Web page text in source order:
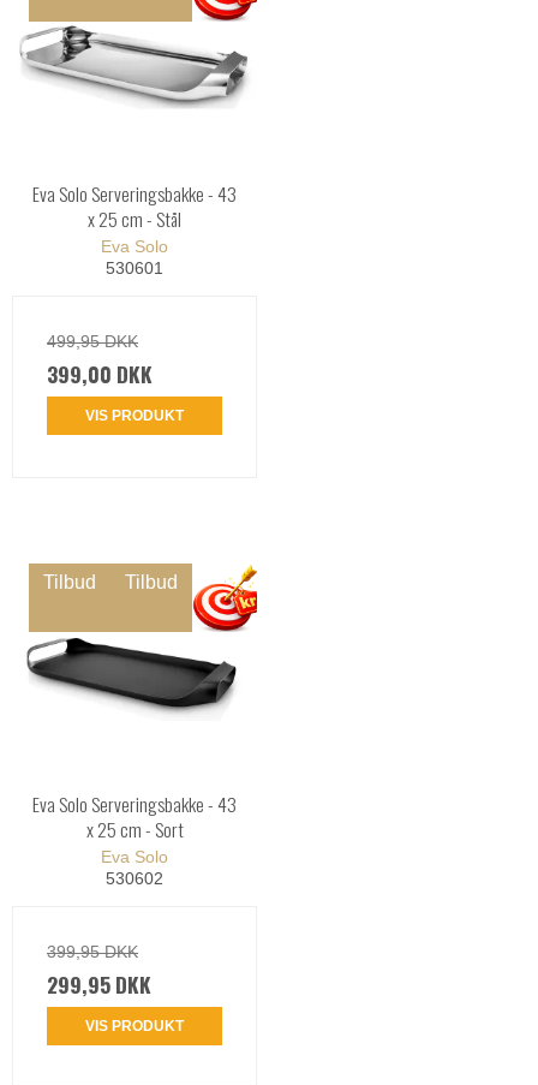
Eva Solo Serveringsbakke - 43
x 25 cm - Stål
Eva Solo
530601
499,95 DKK
399,00 DKK
VIS PRODUKT
Tilbud Tilbud
Eva Solo Serveringsbakke - 43
x 25 cm - Sort
Eva Solo
530602
399,95 DKK
299,95 DKK
VIS PRODUKT